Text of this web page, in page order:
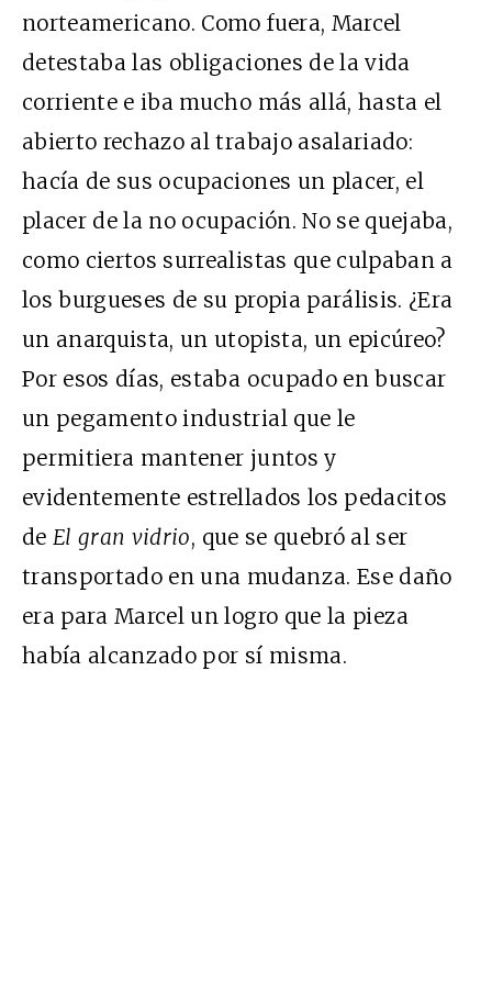
norteamericano. Como fuera, Marcel
detestaba las obligaciones de la vida
corriente e iba mucho más allá, hasta el
abierto rechazo al trabajo asalariado:
hacía de sus ocupaciones un placer, el
placer de la no ocupación. No se quejaba,
como ciertos surrealistas que culpaban a
los burgueses de su propia parálisis. ¿Era
un anarquista, un utopista, un epicúreo?
Por esos días, estaba ocupado en buscar
un pegamento industrial que le
permitiera mantener juntos y
evidentemente estrellados los pedacitos
deEl gran vidrio, que se quebró al ser
transportado en una mudanza. Ese daño
era para Marcel un logro que la pieza
había alcanzado por sí misma.